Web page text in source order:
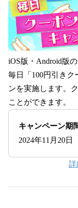
iOS版・Android版
毎日「100円引き
ンを実施します。
ことができます。
キャンペーン期
2024年11月20日
詳